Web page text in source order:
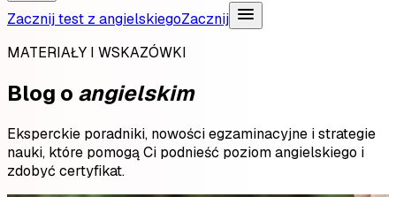
Zacznij test z angielskiegoZacznij
MATERIAŁY I WSKAZÓWKI
Blog o angielskim
Eksperckie poradniki, nowości egzaminacyjne i strategie
nauki, które pomogą Ci podnieść poziom angielskiego i
zdobyć certyfikat.